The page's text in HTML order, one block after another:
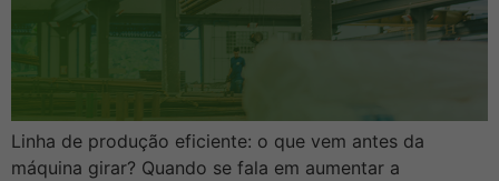
Linha de produção eficiente: o que vem antes da
máquina girar? Quando se fala em aumentar a